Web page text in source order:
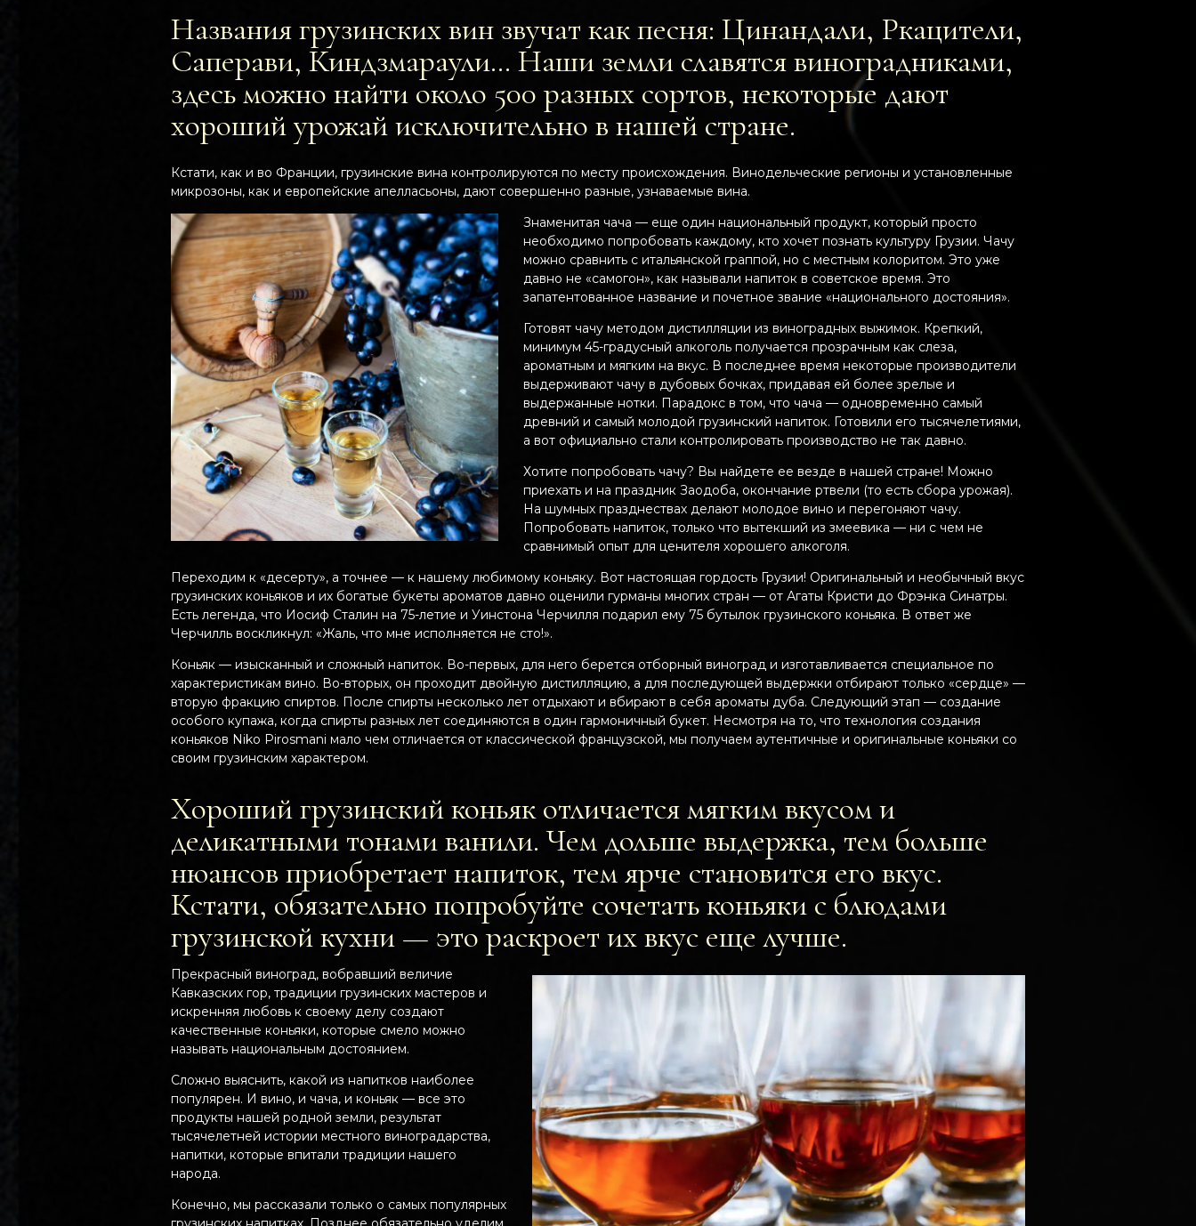
Названия грузинских вин звучат как песня: Цинандали, Ркацители,
Саперави, Киндзмараули… Наши земли славятся виноградниками,
здесь можно найти около 500 разных сортов, некоторые дают
хороший урожай исключительно в нашей стране.
Кстати, как и во Франции, грузинские вина контролируются по месту происхождения. Винодельческие регионы и установленные
микрозоны, как и европейские апелласьоны, дают совершенно разные, узнаваемые вина.
Знаменитая чача — еще один национальный продукт, который просто
необходимо попробовать каждому, кто хочет познать культуру Грузии. Чачу
можно сравнить с итальянской граппой, но с местным колоритом. Это уже
давно не «самогон», как называли напиток в советское время. Это
запатентованное название и почетное звание «национального достояния».
Готовят чачу методом дистилляции из виноградных выжимок. Крепкий,
минимум 45-градусный алкоголь получается прозрачным как слеза,
ароматным и мягким на вкус. В последнее время некоторые производители
выдерживают чачу в дубовых бочках, придавая ей более зрелые и
выдержанные нотки. Парадокс в том, что чача — одновременно самый
древний и самый молодой грузинский напиток. Готовили его тысячелетиями,
а вот официально стали контролировать производство не так давно.
Хотите попробовать чачу? Вы найдете ее везде в нашей стране! Можно
приехать и на праздник Заодоба, окончание ртвели (то есть сбора урожая).
На шумных празднествах делают молодое вино и перегоняют чачу.
Попробовать напиток, только что вытекший из змеевика — ни с чем не
сравнимый опыт для ценителя хорошего алкоголя.
Переходим к «десерту», а точнее — к нашему любимому коньяку. Вот настоящая гордость Грузии! Оригинальный и необычный вкус
грузинских коньяков и их богатые букеты ароматов давно оценили гурманы многих стран — от Агаты Кристи до Фрэнка Синатры.
Есть легенда, что Иосиф Сталин на 75-летие и Уинстона Черчилля подарил ему 75 бутылок грузинского коньяка. В ответ же
Черчилль воскликнул: «Жаль, что мне исполняется не сто!».
Коньяк — изысканный и сложный напиток. Во-первых, для него берется отборный виноград и изготавливается специальное по
характеристикам вино. Во-вторых, он проходит двойную дистилляцию, а для последующей выдержки отбирают только «сердце» —
вторую фракцию спиртов. После спирты несколько лет отдыхают и вбирают в себя ароматы дуба. Следующий этап — создание
особого купажа, когда спирты разных лет соединяются в один гармоничный букет. Несмотря на то, что технология создания
коньяков Niko Pirosmani мало чем отличается от классической французской, мы получаем аутентичные и оригинальные коньяки со
своим грузинским характером.
Хороший грузинский коньяк отличается мягким вкусом и
деликатными тонами ванили. Чем дольше выдержка, тем больше
нюансов приобретает напиток, тем ярче становится его вкус.
Кстати, обязательно попробуйте сочетать коньяки с блюдами
грузинской кухни — это раскроет их вкус еще лучше.
Прекрасный виноград, вобравший величие
Кавказских гор, традиции грузинских мастеров и
искренняя любовь к своему делу создают
качественные коньяки, которые смело можно
называть национальным достоянием.
Сложно выяснить, какой из напитков наиболее
популярен. И вино, и чача, и коньяк — все это
продукты нашей родной земли, результат
тысячелетней истории местного виноградарства,
напитки, которые впитали традиции нашего
народа.
Конечно, мы рассказали только о самых популярных